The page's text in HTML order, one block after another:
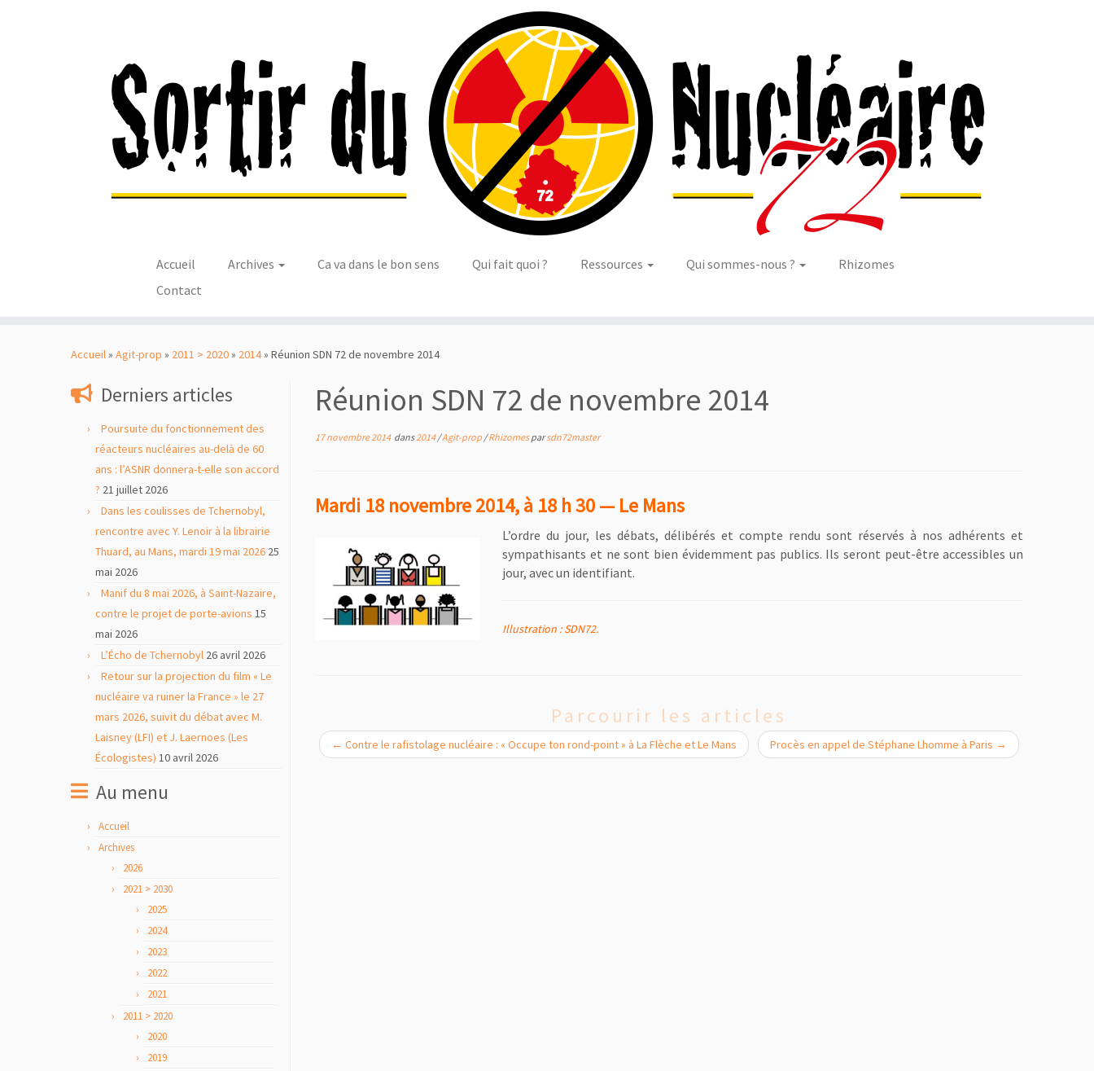
Accueil Archives Ca va dans le bon sens Qui fait quoi ? Ressources Qui sommes-nous ?
Rhizomes
Contact
Accueil» Agit-prop » 2011 > 2020» 2014» Réunion SDN 72 de novembre 2014
Derniers articles
Poursuite du fonctionnement des
réacteurs nucléaires au-delà de 60
ans : l’ASNR donnera-t-elle son accord
? 21 juillet 2026
Dans les coulisses de Tchernobyl,
rencontre avec Y. Lenoir à la librairie
Thuard, au Mans, mardi 19 mai 2026 25
mai 2026
Manif du 8 mai 2026, à Saint-Nazaire,
contre le projet de porte-avions 15
mai 2026
L’Écho de Tchernobyl 26 avril 2026
Retour sur la projection du film « Le
nucléaire va ruiner la France » le 27
mars 2026, suivit du débat avec M.
Laisney (LFI) et J. Laernoes (Les
Écologistes) 10 avril 2026
Au menu
Accueil
Archives
2026
2021 > 2030
2025
2024
2023
2022
2021
2011 > 2020
2020
2019
Réunion SDN 72 de novembre 2014
17 novembre 2014dans2014/Agit-prop /Rhizomesparsdn72master
Mardi 18 novembre 2014, à 18 h 30 — Le Mans
L’ordre du jour, les débats, délibérés et compte rendu sont réservés à nos adhérents et
sympathisants et ne sont bien évidemment pas publics. Ils seront peut-être accessibles un
jour, avec un identifiant.
Illustration : SDN72.
Parcourir les articles
← Contre le rafistolage nucléaire : « Occupe ton rond-point » à La Flèche et Le Mans Procès en appel de Stéphane Lhomme à Paris →